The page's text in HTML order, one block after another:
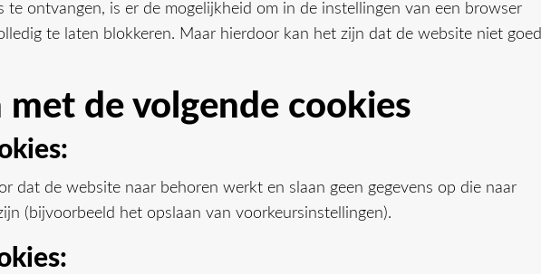
te ontvangen, is er de mogelijkheid om in de instellingen van een browser
te laten blokkeren. Maar hierdoor kan het zijn dat de website niet goed
de volgende cookies
dat de website naar behoren werkt en slaan geen gegevens op die naar
(bijvoorbeeld het opslaan van voorkeursinstellingen).